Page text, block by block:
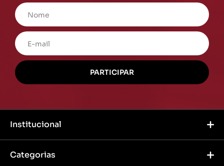
Institucional
Categorias